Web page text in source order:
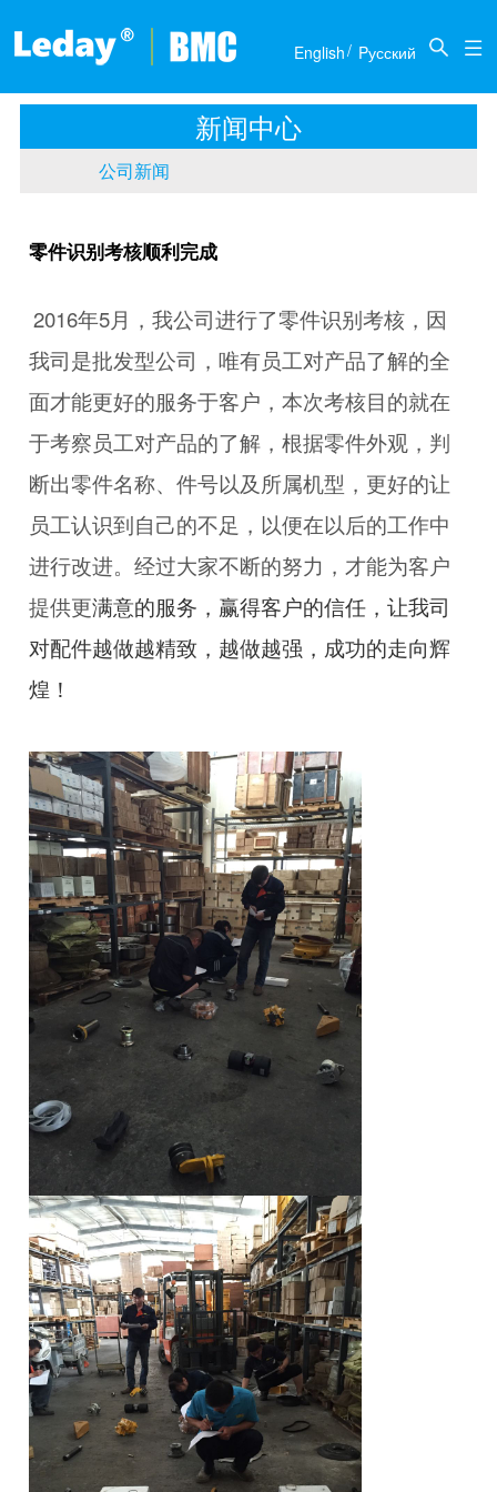

English/ Pусский
关于我们
公司简介
历届展会
新闻中心
公司新闻
产品介绍
推土机
底盘部件
联系我们
商务合作
人才招聘
新闻中心
公司新闻
零件识别考核顺利完成
2016年5月，我公司进行了零件识别考核，因
我司是批发型公司，唯有员工对产品了解的全
面才能更好的服务于客户，本次考核目的就在
于考察员工对产品的了解，根据零件外观，判
断出零件名称、件号以及所属机型，更好的让
员工认识到自己的不足，以便在以后的工作中
进行改进。经过大家不断的努力，才能为客户
提供更满意的服务，赢得客户的信任，让我司
对配件越做越精致，越做越强，成功的走向辉
煌！